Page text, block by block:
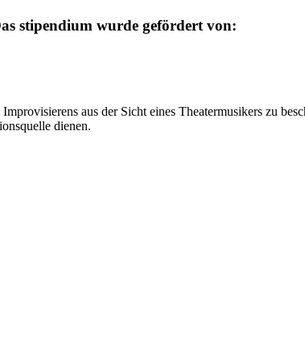
stipendium wurde gefördert von:
aus der Sicht eines Theatermusikers zu
dienen.